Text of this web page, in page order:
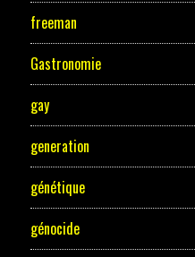
freeman
Gastronomie
gay
generation
génétique
génocide